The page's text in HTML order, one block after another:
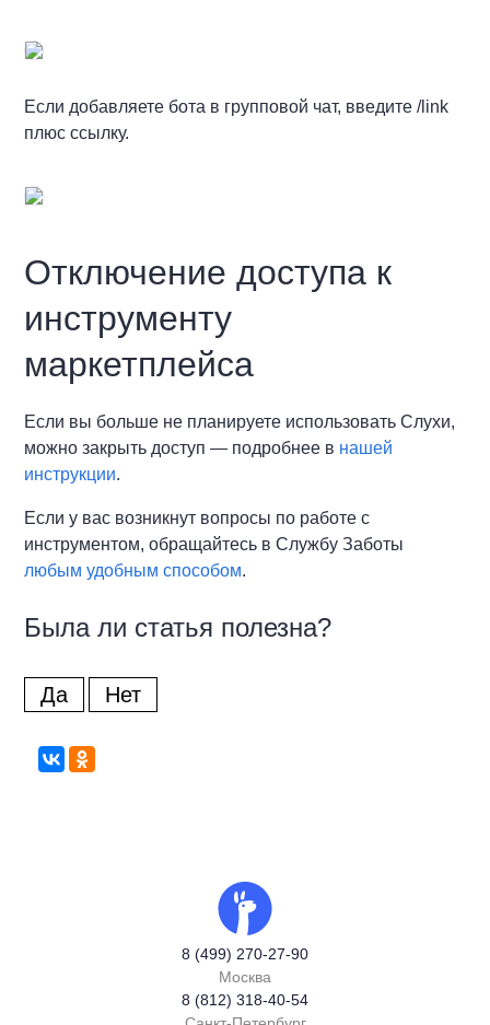
Если добавляете бота в групповой чат, введите /link
плюс ссылку.
Отключение доступа к
инструменту
маркетплейса
Если вы больше не планируете использовать Слухи,
можно закрыть доступ — подробнее в нашей
инструкции.
Если у вас возникнут вопросы по работе с
инструментом, обращайтесь в Службу Заботы
любым удобным способом.
Была ли статья полезна?
Да Нет
8 (499) 270-27-90
Москва
8 (812) 318-40-54